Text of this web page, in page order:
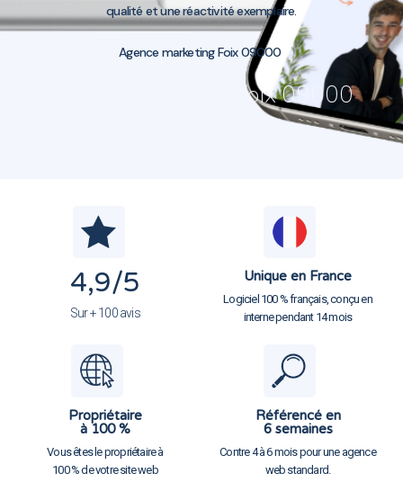
qualité et une réactivité exemplaire.
Agence marketing Foix 09000
Agence marketing Foix 09000
4,9/5
Sur + 100 avis
Unique en France
Logiciel 100 % français, conçu en
interne pendant 14 mois
Propriétaire
à 100 %
Vous êtes le propriétaire à
100 % de votre site web
Référencé en
6 semaines
Contre 4 à 6 mois pour une agence
web standard.